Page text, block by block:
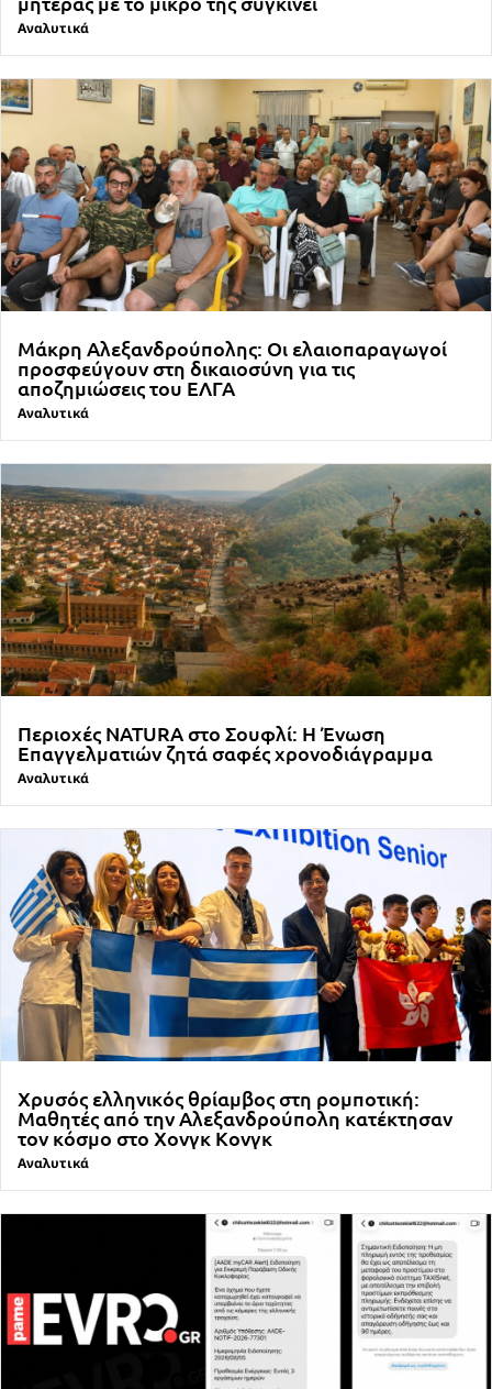
Αναλυτικά
Μάκρη Αλεξανδρούπολης: Οι ελαιοπαραγωγοί
προσφεύγουν στη δικαιοσύνη για τις
αποζημιώσεις του ΕΛΓΑ
Αναλυτικά
Περιοχές NATURA στο Σουφλί: Η Ένωση
Επαγγελματιών ζητά σαφές χρονοδιάγραμμα
Αναλυτικά
Χρυσός ελληνικός θρίαμβος στη ρομποτική:
Μαθητές από την Αλεξανδρούπολη κατέκτησαν
τον κόσμο στο Χονγκ Κονγκ
Αναλυτικά